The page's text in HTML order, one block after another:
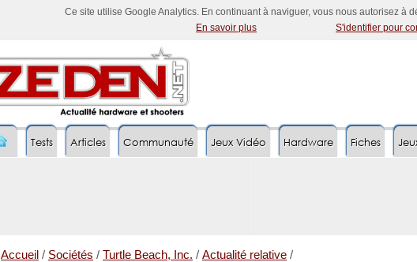
Ce site utilise Google Analytics. En continuant à naviguer, vous nous autorisez à
En savoir plus
S'identifier pour
Tests Articles Communauté Jeux Vidéo Hardware Fiches
Accueil / Sociétés / Turtle Beach, Inc. / Actualité relative /